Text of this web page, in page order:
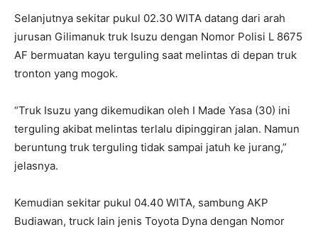
Selanjutnya sekitar pukul 02.30 WITA datang dari arah
jurusan Gilimanuk truk Isuzu dengan Nomor Polisi L 8675
AF bermuatan kayu terguling saat melintas di depan truk
tronton yang mogok.
“Truk Isuzu yang dikemudikan oleh I Made Yasa (30) ini
terguling akibat melintas terlalu dipinggiran jalan. Namun
beruntung truk terguling tidak sampai jatuh ke jurang,”
jelasnya.
Kemudian sekitar pukul 04.40 WITA, sambung AKP
Budiawan, truck lain jenis Toyota Dyna dengan Nomor